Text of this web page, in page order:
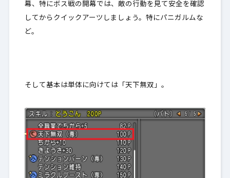
幕、特にボス戦の開幕では、敵の行動を見て安全を確認
してからクイックアーツしましょう。特にパニガルムな
ど。
そして基本は単体に向けては「天下無双」。